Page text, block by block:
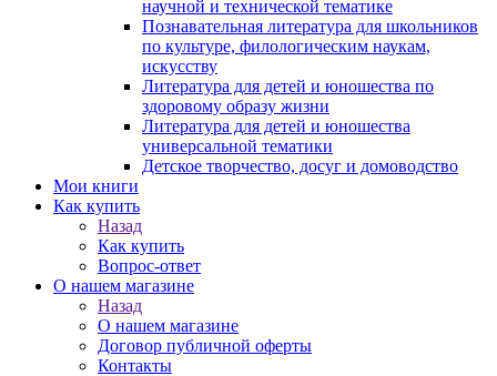
научной и технической тематике
Познавательная литература для школьников
по культуре, филологическим наукам,
искусству
Литература для детей и юношества по
здоровому образу жизни
Литература для детей и юношества
универсальной тематики
Детское творчество, досуг и домоводство
Мои книги
Как купить
Назад
Как купить
Вопрос-ответ
О нашем магазине
Назад
О нашем магазине
Договор публичной оферты
Контакты